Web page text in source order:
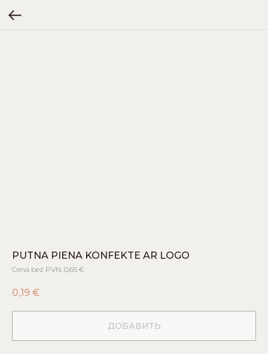
PUTNA PIENA KONFEKTE AR LOGO
Cena bez PVN: 0,65 €
0,19 €
ДОБАВИТЬ